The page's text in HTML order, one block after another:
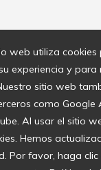
web utiliza
experiencia y para
sitio web
como Google
Al usar el sitio
Hemos
Por favor, haga
social
Sitio